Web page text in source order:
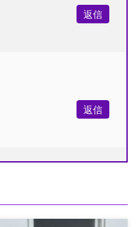
返信
返信